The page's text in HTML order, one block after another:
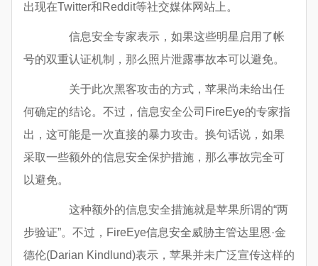
出现在Twitter和Reddit等社交媒体网站上。
信息安全专家表示，如果这些明星启用了帐
号的双重认证机制，那么照片泄露事故本可以避免。
关于此次黑客攻击的方式，苹果尚未给出任
何确定的结论。不过，信息安全公司FireEye的专家指
出，这可能是一次直接的暴力攻击。换句话说，如果
采取一些额外的信息安全保护措施，那么事故完全可
以避免。
这种额外的信息安全措施就是苹果所谓的“两
步验证”。不过，FireEye信息安全威胁主管达里恩·金
德伦(Darian Kindlund)表示，苹果并未广泛宣传这样的